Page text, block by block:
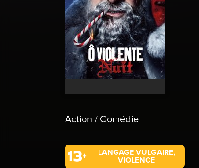
Action / Comédie
LANGAGE VULGAIRE,
VIOLENCE